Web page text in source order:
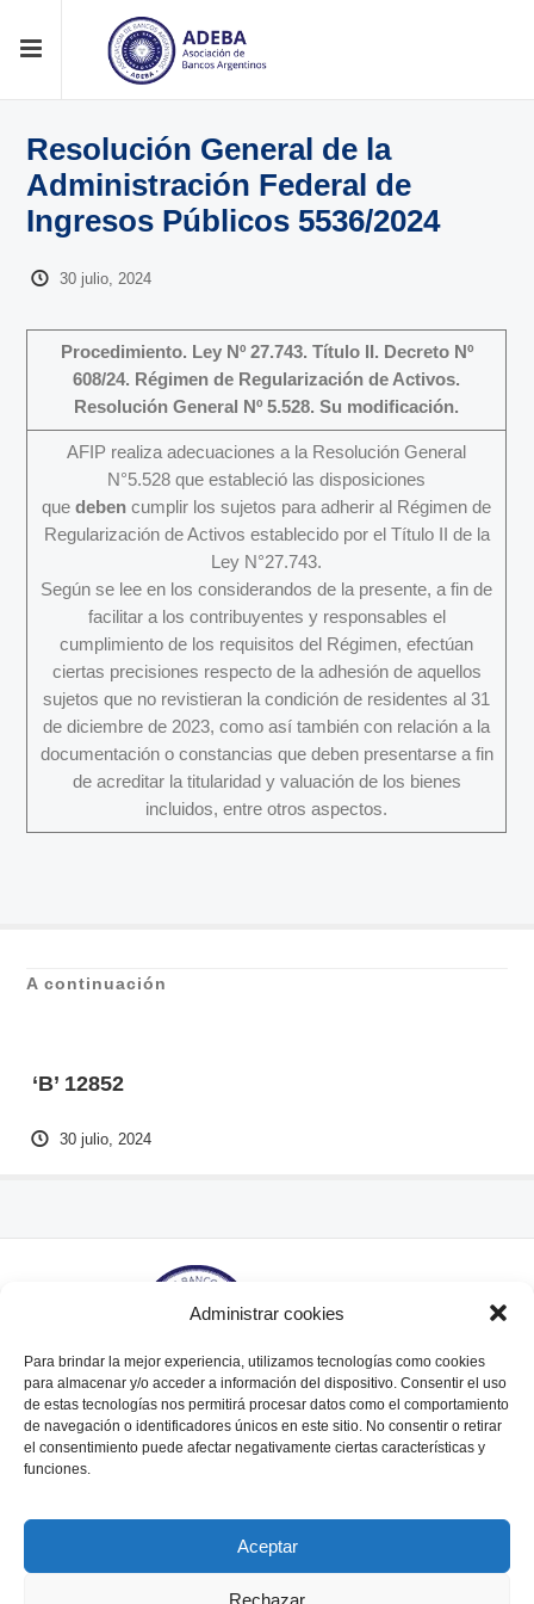
Administrar cookies
Para brindar la mejor experiencia, utilizamos tecnologías como cookies
para almacenar y/o acceder a información del dispositivo. Consentir el uso
de estas tecnologías nos permitirá procesar datos como el comportamiento
de navegación o identificadores únicos en este sitio. No consentir o retirar
el consentimiento puede afectar negativamente ciertas características y
funciones.
Aceptar
Rechazar
Resolución General de la
Administración Federal de
Ingresos Públicos 5536/2024
30 julio, 2024
Procedimiento. Ley Nº 27.743. Título II. Decreto Nº
608/24. Régimen de Regularización de Activos.
Resolución General Nº 5.528. Su modificación.
AFIP realiza adecuaciones a la Resolución General
N°5.528 que estableció las disposiciones
quedeben cumplir los sujetos para adherir al Régimen de
Regularización de Activos establecido por el Título II de la
Ley N°27.743.
Según se lee en los considerandos de la presente, a fin de
facilitar a los contribuyentes y responsables el
cumplimiento de los requisitos del Régimen, efectúan
ciertas precisiones respecto de la adhesión de aquellos
sujetos que no revistieran la condición de residentes al 31
de diciembre de 2023, como así también con relación a la
documentación o constancias que deben presentarse a fin
de acreditar la titularidad y valuación de los bienes
incluidos, entre otros aspectos.
A continuación
‘B’ 12852
30 julio, 2024
Tte. Gral. Juan Domingo Perón 564, piso 6° (C1038AAL)
info@adebaargentina.com.ar